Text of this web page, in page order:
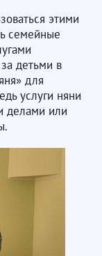
этими
семейные
детьми в
для
услуги няни
делами или